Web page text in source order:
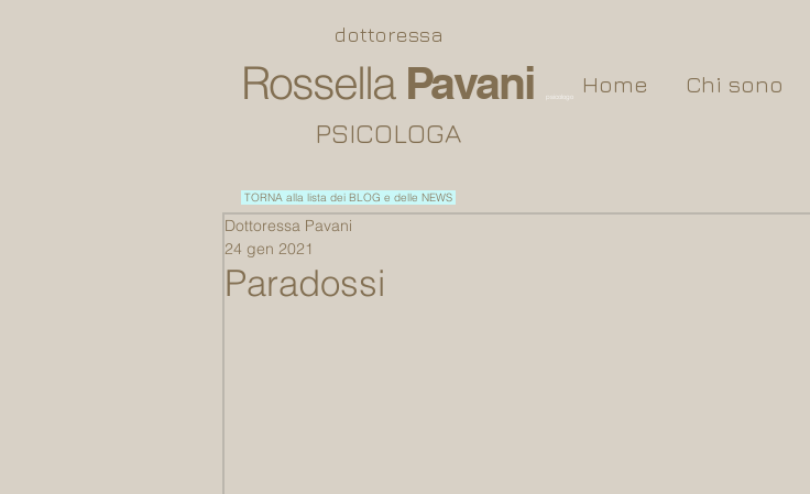
dottoressa
Rossella Pavani psicologo Home Chi sono
PSICOLOGA
Paradossi
Dottoressa Pavani
24 gen 2021
TORNA alla lista dei BLOG e delle NEWS